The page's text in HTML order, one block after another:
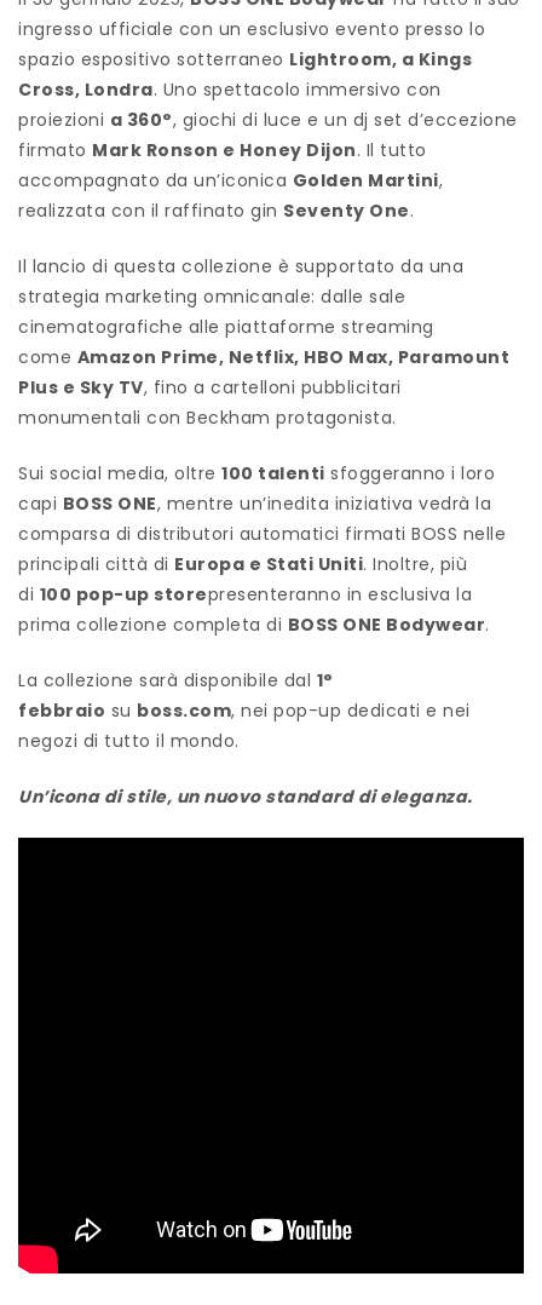
ingresso ufficiale con un esclusivo evento presso lo
spazio espositivo sotterraneo Lightroom, a Kings
Cross, Londra. Uno spettacolo immersivo con
proiezioni a 360°, giochi di luce e un dj set d’eccezione
firmato Mark Ronson e Honey Dijon. Il tutto
accompagnato da un’iconica Golden Martini,
realizzata con il raffinato gin Seventy One.
Il lancio di questa collezione è supportato da una
strategia marketing omnicanale: dalle sale
cinematografiche alle piattaforme streaming
come Amazon Prime, Netflix, HBO Max, Paramount
Plus e Sky TV, fino a cartelloni pubblicitari
monumentali con Beckham protagonista.
Sui social media, oltre 100 talenti sfoggeranno i loro
capi BOSS ONE, mentre un’inedita iniziativa vedrà la
comparsa di distributori automatici firmati BOSS nelle
principali città di Europa e Stati Uniti. Inoltre, più
di 100 pop-up storepresenteranno in esclusiva la
prima collezione completa di BOSS ONE Bodywear.
La collezione sarà disponibile dal 1°
febbraio su boss.com, nei pop-up dedicati e nei
negozi di tutto il mondo.
Un’icona di stile, un nuovo standarddieleganza.